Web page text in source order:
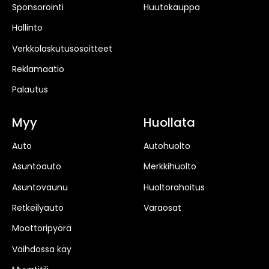
Sponsorointi
Hallinto
Verkkolaskutusosoitteet
Reklamaatio
Palautus
Huutokauppa
Myy
Auto
Asuntoauto
Asuntovaunu
Retkeilyauto
Moottoripyörä
Vaihdossa käy
Huollata
Autohuolto
Merkkihuolto
Huoltorahoitus
Varaosat